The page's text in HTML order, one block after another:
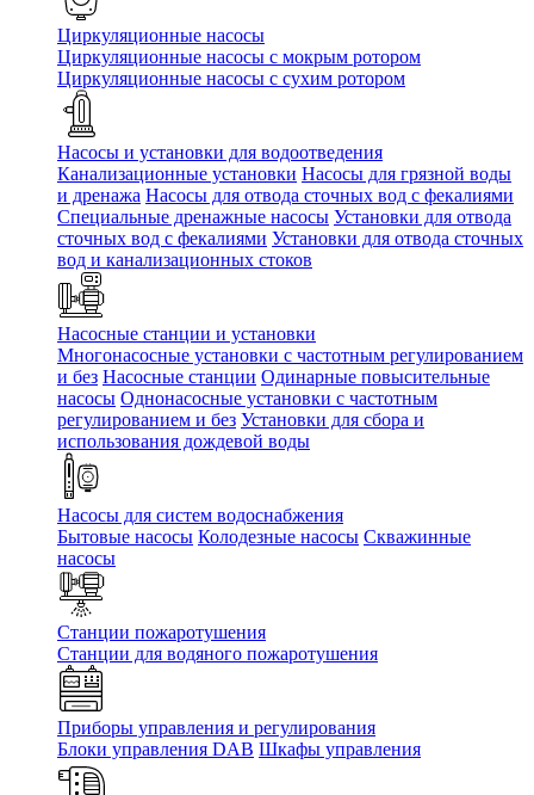
Циркуляционные насосы
Циркуляционные насосы с мокрым ротором
Циркуляционные насосы с сухим ротором
Насосы и установки для водоотведения
Канализационные установки Насосы для грязной воды
и дренажа Насосы для отвода сточных вод c фекалиями
Специальные дренажные насосы Установки для отвода
сточных вод c фекалиями Установки для отвода сточных
вод и канализационных стоков
Насосные станции и установки
Многонасосные установки с частотным регулированием
и без Насосные станции Одинарные повысительные
насосы Однонасосные установки с частотным
регулированием и без Установки для сбора и
использования дождевой воды
Насосы для систем водоснабжения
Бытовые насосы Колодезные насосы Скважинные
насосы
Станции пожаротушения
Станции для водяного пожаротушения
Приборы управления и регулирования
Блоки управления DAB Шкафы управления